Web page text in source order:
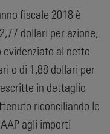
fiscale 2018 è
dollari per azione,
al netto
o di 1,88 dollari per
in dettaglio
riconciliando le
agli importi